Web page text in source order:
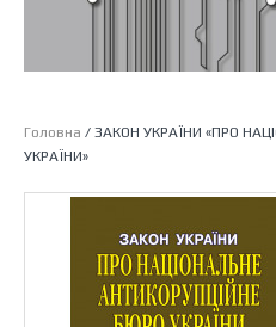
Головна / ЗАКОН УКРАЇНИ «ПРО
УКРАЇНИ»